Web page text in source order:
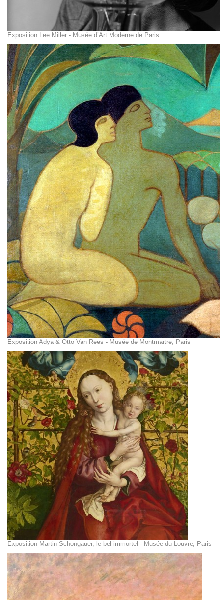
Exposition Lee Miller - Musée d’Art Moderne de Paris
Exposition Adya & Otto Van Rees - Musée de Montmartre, Paris
Exposition Martin Schongauer, le bel immortel - Musée du Louvre, Paris